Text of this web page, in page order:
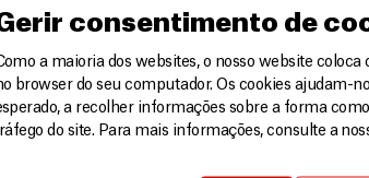
consentimento de
a maioria dos websites, o nosso website
browser do seu computador. Os cookies ajudam-
a recolher informações sobre a forma
do site. Para mais informações, consulte a
em Walendu Bindi e MSF (a única
momento) realizaram conjuntamente as
os partidos de oposição apelando para
cruzado fosse permitida. Infelizmente, até o
pessoas emergiram da floresta. O papel
e questionamento. Eles estão usando
suas vidas em perigo.